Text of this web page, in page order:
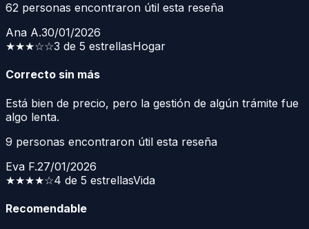
62 personas encontraron útil esta reseña
Ana A.30/01/2026
★★★☆☆3 de 5 estrellasHogar
Correcto sin más
Está bien de precio, pero la gestión de algún trámite fue
algo lenta.
9 personas encontraron útil esta reseña
Eva F.27/01/2026
★★★★☆4 de 5 estrellasVida
Recomendable